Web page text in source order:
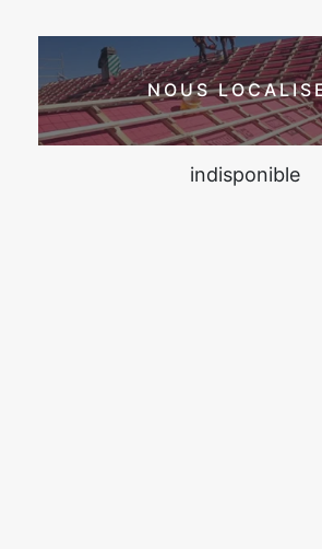
NOUS
indisponible